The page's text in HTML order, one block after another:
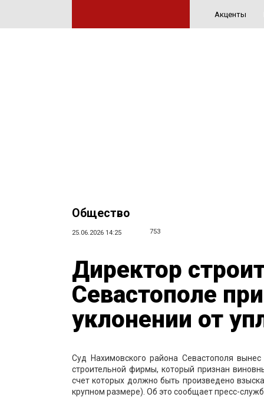
Акценты
Общество
25.06.2026 14:25 753
Директор
Севастополе
уклонении от
Суд Нахимовского района Севастополя
строительной фирмы, который признан
счет которых должно быть произведено
крупном размере). Об это сообщает пресс-